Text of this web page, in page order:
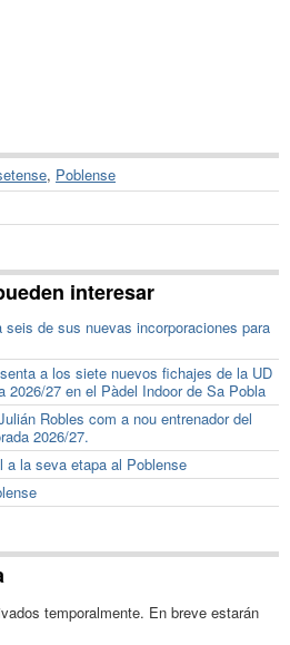
, Poblense
interesar
seis de sus nuevas incorporaciones para
a los siete nuevos fichajes de la UD
2026/27 en el Pàdel Indoor de Sa Pobla
Robles com a nou entrenador del
2026/27.
a la seva etapa al Poblense
temporalmente. En breve estarán